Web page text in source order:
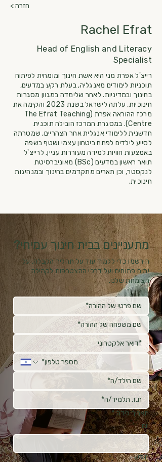
< חזרה
Rachel Efrat
Head of English and Literacy
Specialist
רייצ'ל אפרת מני היא אשת חינוך ומומחית לפיתוח
תוכניות לימודים מאנגליה, בעלת רקע במדעים,
בחינוך ובמדיניות. לאחר שלימדה במגוון מסגרות
חינוכיות, עלתה לישראל בשנת 2023 והקימה את
מרכז ההוראה אפרת (The Efrat Teaching
Centre). במסגרת המרכז הובילה תוכנית
חדשנית ללימודי אנגלית אחר הצהריים, שמטרתה
לסייע לילדים לפתח ביטחון עצמי ושטף בשפה
באמצעות חוויות למידה מעוררות עניין. לרייצ'ל
תואר ראשון במדעים (BSc) מאוניברסיטת
לנקסטר, וכן תארים מתקדמים בחינוך ובמנהיגות
חינוכית.
מתעניינים בבית חינוך עמיחי?
הירשמו כדי ללמוד עוד על תהליך הקבלה, על
ימים פתוחים ועל דרכי ההצטרפות לקהילה
הצומחת שלנו.
תאריך לידה *
יום
חודש